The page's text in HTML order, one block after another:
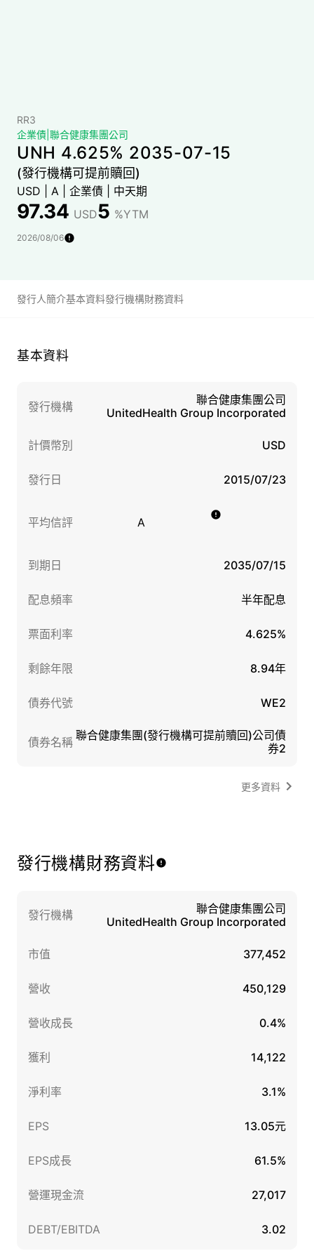
RR3
企業債 聯合健康集團公司
UNH 4.625% 2035-07-15
(發行機構可提前贖回)
USD A 企業債 中天期
97.34 USD
2026/08/06
5 %YTM
發行人簡介基本資料發行機構財務資料
基本資料
發行機構
聯合健康集團公司
UnitedHealth Group Incorporated
計價幣別 USD
發行日 2015/07/23
平均信評 A
到期日 2035/07/15
配息頻率 半年配息
票面利率 4.625%
剩餘年限 8.94年
債券代號 WE2
債券名稱 聯合健康集團(發行機構可提前贖回)公司債
券2
更多資料
發行機構財務資料
發行機構
聯合健康集團公司
UnitedHealth Group Incorporated
市值 377,452
營收 450,129
營收成長 0.4%
獲利 14,122
淨利率 3.1%
EPS 13.05元
EPS成長 61.5%
營運現金流 27,017
DEBT/EBITDA 3.02